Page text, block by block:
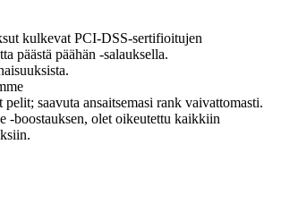
kulkevat PCI-DSS-sertifioitujen
päästä päähän -salauksella.
saavuta ansaitsemasi rank vaivattomasti.
-boostauksen, olet oikeutettu kaikkiin